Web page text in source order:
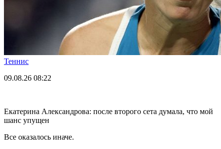
Теннис
09.08.26 08:22
Екатерина Александрова: после второго сета думала, что мой
шанс упущен
Все оказалось иначе.